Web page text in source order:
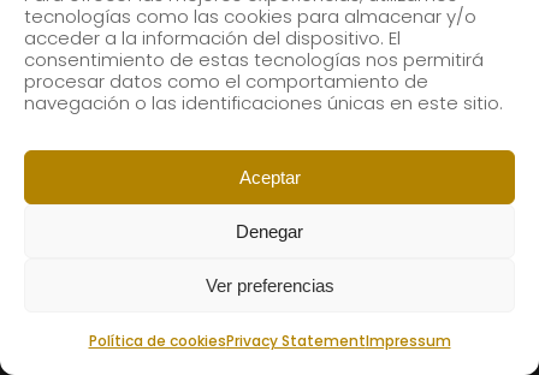
tecnologías como las cookies para almacenar y/o
acceder a la información del dispositivo. El
consentimiento de estas tecnologías nos permitirá
procesar datos como el comportamiento de
navegación o las identificaciones únicas en este sitio.
Aceptar
Denegar
Ver preferencias
Política de cookiesPrivacy StatementImpressum
Subscribe to our newsletter to receive our news by
email.